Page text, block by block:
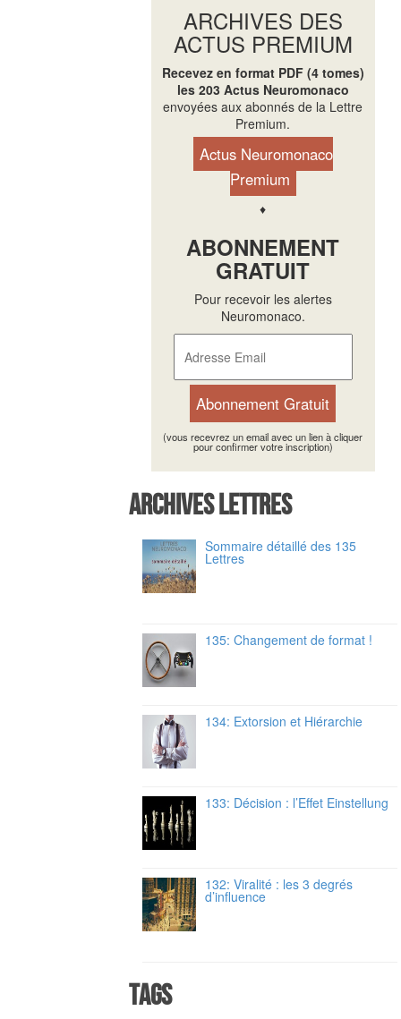
ARCHIVES DES
ACTUS PREMIUM
Recevez en format PDF (4 tomes)
les 203 Actus Neuromonaco
envoyées aux abonnés de la Lettre
Premium.
Actus Neuromonaco
Premium
♦
ABONNEMENT
GRATUIT
Pour recevoir les alertes
Neuromonaco.
(vous recevrez un email avec un lien à cliquer
pour confirmer votre inscription)
Archives Lettres
Sommaire détaillé des 135
Lettres
135: Changement de format !
134: Extorsion et Hiérarchie
133: Décision : l’Effet Einstellung
132: Viralité : les 3 degrés
d’influence
Tags